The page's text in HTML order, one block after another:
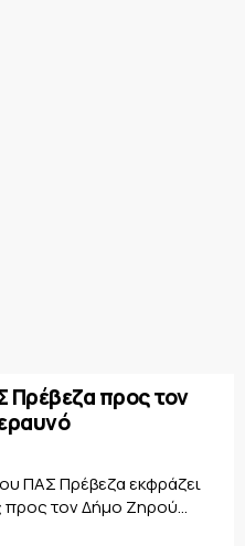
Πρέβεζα προς τον
ΠΑΣ Πρέβεζα εκφράζει
προς τον Δήμο Ζηρού...